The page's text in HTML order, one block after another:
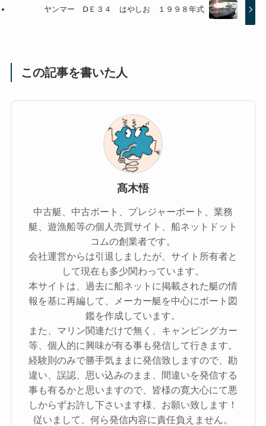
ヤンマー ⅮＥ３４ はやしお １９９８年式
この記事を書いた人
髙木悟
中古艇、中古ボート、プレジャーボート、業務
艇、遊漁船等の個人売買サイト、船ネットドット
コムの創業者です。
会社運営からは引退しましたが、サイト所有者と
して現在も多少関わっています。
本サイトは、過去に船ネットに掲載された艇の情
報を基に再編して、メーカー艇を中心にボート図
鑑を作成しています。
また、マリン関連だけで無く、キャンピングカー
等、個人的に興味が有る事も発信して行きます。
経験則のみで勝手気ままに発信致しますので、勘
違い、誤認、思い込みのまま、間違いを発信する
事も有るかと思いますので、皆様の寛大心にて悪
しからずお許し下さいます様、お願い致します！
従いまして、何ら発信内容に責任負えません。